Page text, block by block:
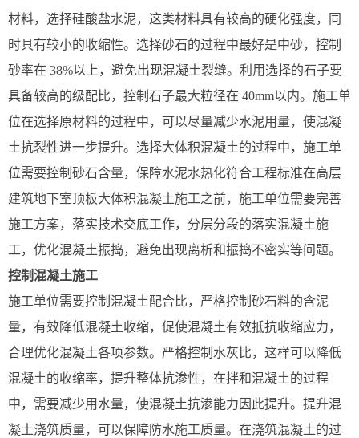
材料，选择硅酸盐水泥，这类材料具有较高的硬化强度，同
时具有较小的收缩性。选择砂石的过程中最好是中砂，控制
砂率在 38%以上，避免出现混凝土裂缝。利用选择的石子要
具备较高的级配比，控制石子最大粒径在 40mm以内。施工单
位在选择原材料的过程中，可以尽量减少水泥用量，使混凝
土抗裂性进一步提升。选择大体积混凝土的过程中，施工单
位需要控制砂石含量，保障水泥水热化符合工程标准在高层
建筑地下室顶板大体积混凝土施工之前，施工单位需要完善
施工方案，落实技术交底工作，分层分段的落实混凝土施
工，优化混凝土振捣，避免出现离析和振捣不密实等问题。
控制混凝土施工
施工单位需要控制混凝土配合比，严格控制砂石料的含泥
量，有效降低混凝土收缩，促使混凝土有效抵抗收缩应力，
合理优化混凝土各项参数。严格控制水灰比，这样可以降低
混凝土的收缩率，提升整体抗渗性，在拌和混凝土的过程
中，需要减少用水量，使混凝土抗渗能力因此提升。提升混
凝土浇筑质量，可以保障防水施工质量。在浇筑混凝土的过